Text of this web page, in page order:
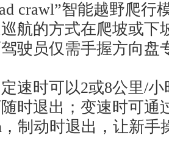
crawl”智能越野爬行
航的方式在爬坡或下
驶员仅需手握方向盘
速时可以2或8公里/
时退出；变速时可通
，制动时退出，让新手